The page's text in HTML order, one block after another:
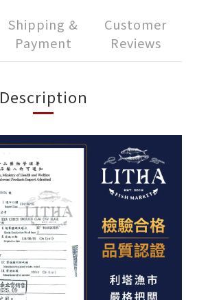
Shipping &
Payment
Customer
Reviews
Description